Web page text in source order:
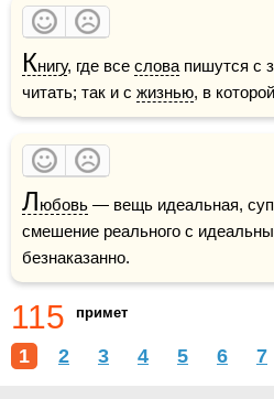
Книгу, где все слова пишутся с
читать; так и с жизнью, в
Любовь — вещь идеальная,
смешение реального с
безнаказанно.
115 примет
1 2 3 4 5 6 7